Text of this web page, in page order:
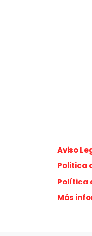
Aviso
Politica
Política
Más